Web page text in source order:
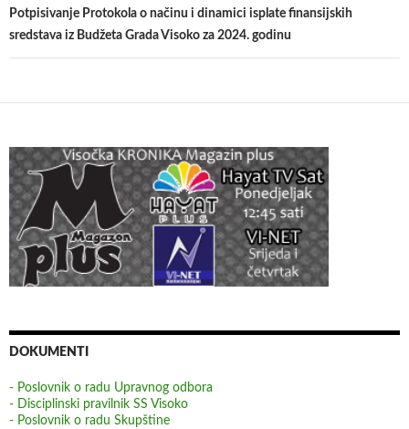
Potpisivanje Protokola o načinu i dinamici isplate finansijskih
sredstava iz Budžeta Grada Visoko za 2024. godinu
DOKUMENTI
- Poslovnik o radu Upravnog odbora
- Disciplinski pravilnik SS Visoko
- Poslovnik o radu Skupštine